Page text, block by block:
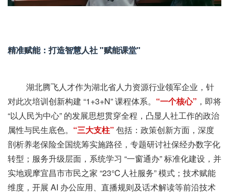
精准赋能：打造智慧人社 "赋能课堂"
湖北腾飞人才作为湖北省人力资源行业领军企业，针
对此次培训创新构建 “1+3+N” 课程体系。 “一个核心” ，即将
“以人民为中心” 的发展思想贯穿全程，凸显人社工作的政治
属性与民生底色。 “三大支柱” 包括：政策创新方面，深度
剖析养老保险全国统筹实施路径，专题研讨社保经办数字化
转型；服务升级层面，系统学习 “一窗通办” 标准化建设，并
实地观摩宜昌市市民之家 “23℃人社服务” 模式；技术赋能
维度，开展 AI 办公应用、直播规则及话术解读等前沿技术